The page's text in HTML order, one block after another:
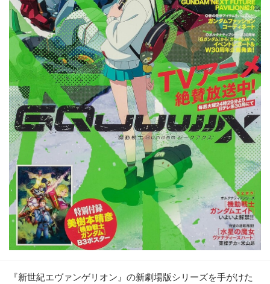
『新世紀エヴァンゲリオン』の新劇場版シリーズを手がけた